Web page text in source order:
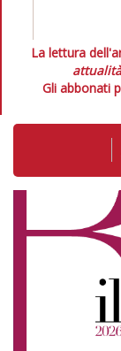
La lettura
Gli abbonati